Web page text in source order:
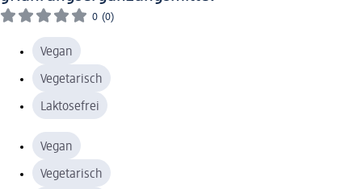
0 (0)
Vegan
Vegetarisch
Laktosefrei
Vegan
Vegetarisch